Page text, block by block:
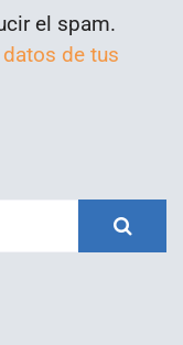
el spam.
de tus